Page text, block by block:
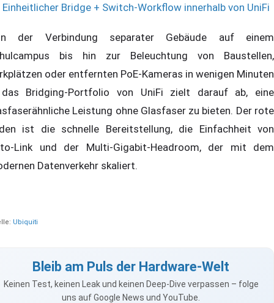
Einheitlicher Bridge + Switch-Workflow innerhalb von UniFi
der Verbindung separater Gebäude auf einem
bis hin zur Beleuchtung von Baustellen,
oder entfernten PoE-Kameras in wenigen Minuten
Bridging-Portfolio von UniFi zielt darauf ab, eine
Leistung ohne Glasfaser zu bieten. Der rote
ist die schnelle Bereitstellung, die Einfachheit von
Link und der Multi-Gigabit-Headroom, der mit dem
Datenverkehr skaliert.
Ubiquiti
Bleib am Puls der Hardware-Welt
Keinen Test, keinen Leak und keinen Deep-Dive verpassen – folge
uns auf Google News und YouTube.